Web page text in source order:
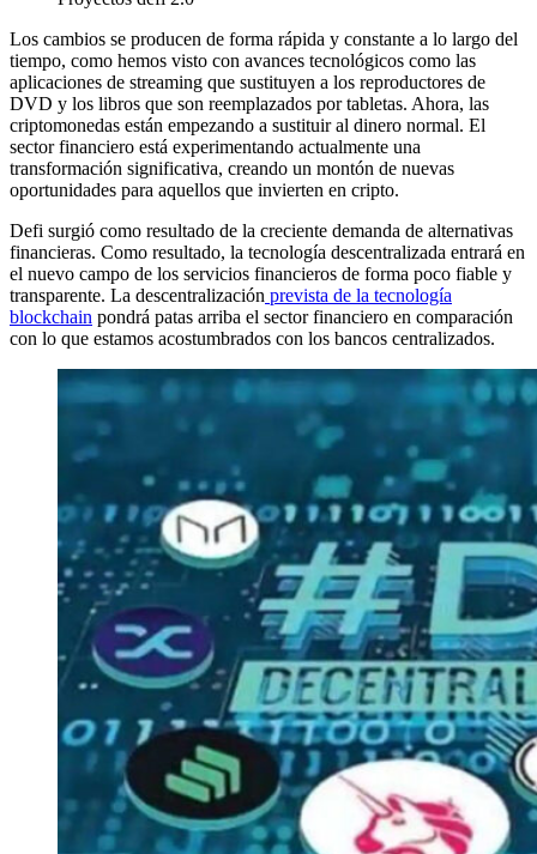
Los cambios se producen de forma rápida y constante a lo largo del
tiempo, como hemos visto con avances tecnológicos como las
aplicaciones de streaming que sustituyen a los reproductores de
DVD y los libros que son reemplazados por tabletas. Ahora, las
criptomonedas están empezando a sustituir al dinero normal. El
sector financiero está experimentando actualmente una
transformación significativa, creando un montón de nuevas
oportunidades para aquellos que invierten en cripto.
Defi surgió como resultado de la creciente demanda de alternativas
financieras. Como resultado, la tecnología descentralizada entrará en
el nuevo campo de los servicios financieros de forma poco fiable y
transparente. La descentralización prevista de la tecnología
blockchain pondrá patas arriba el sector financiero en comparación
con lo que estamos acostumbrados con los bancos centralizados.